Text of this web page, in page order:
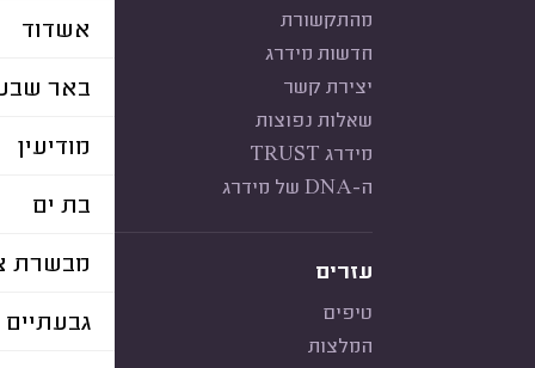
מהתקשורת
חדשות מידרג
יצירת קשר
שאלות נפוצות
מידרג TRUST
ה-DNA של מידרג
עזרים
טיפים
המלצות
אשדוד
באר
מודיעין
בת ים
מבשרת
גבעתיים